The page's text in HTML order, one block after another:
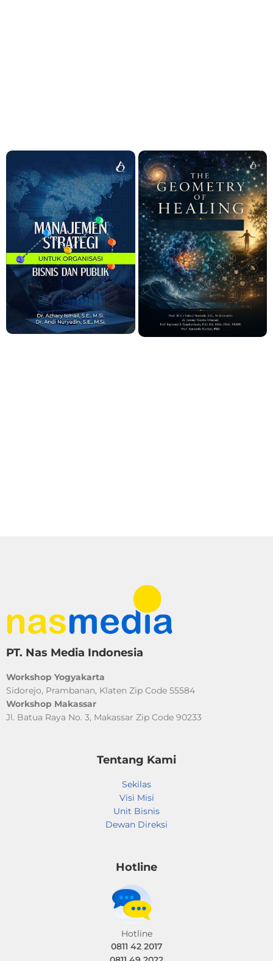
PT. Nas Media Indonesia
Workshop Yogyakarta
Sidorejo, Prambanan, Klaten Zip Code 55584
Workshop Makassar
Jl. Batua Raya No. 3, Makassar Zip Code 90233​
Tentang Kami
Sekilas
Visi Misi
Unit Bisnis
Dewan Direksi
Hotline
Hotline
0811 42 2017